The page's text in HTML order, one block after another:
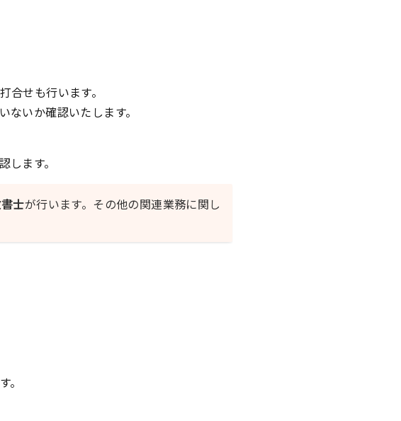
せも行います。
いか確認いたします。
ます。
士が行います。その他の関連業務に関し